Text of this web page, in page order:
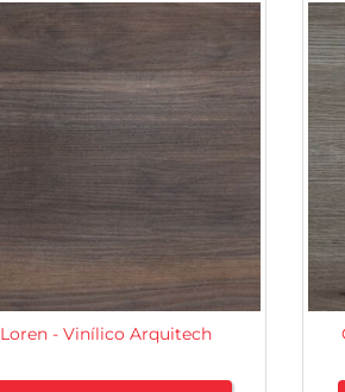
Loren - Vinílico Arquitech